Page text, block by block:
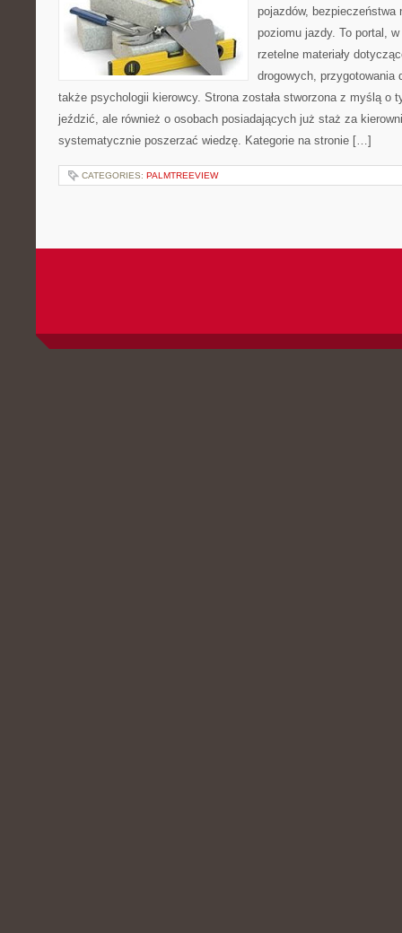
pojazdów, bezpieczeństwa
poziomu jazdy. To portal,
rzetelne materiały
drogowych, przygotowania
także psychologii kierowcy. Strona została stworzona z myślą o
jeździć, ale również o osobach posiadających już staż za
systematycznie poszerzać wiedzę. Kategorie na stronie […]
CATEGORIES: PALMTREEVIEW